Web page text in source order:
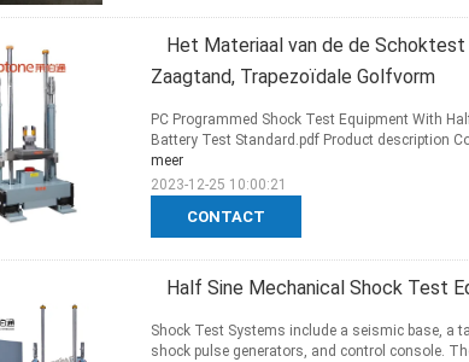
Het Materiaal van de de
Zaagtand, Trapezoïdale Golfvorm
CONTACT
PC Programmed Shock Test Equipment With
Battery Test Standard.pdf Product description
meer
2023-12-25 10:00:21
Half Sine Mechanical Shock Test
Shock Test Systems include a seismic base, a
shock pulse generators, and control console.